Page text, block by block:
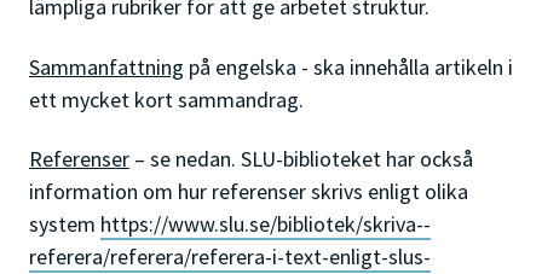
lämpliga rubriker för att ge arbetet struktur.
Sammanfattning på engelska - ska innehålla artikeln i
ett mycket kort sammandrag.
Referenser – se nedan. SLU-biblioteket har också
information om hur referenser skrivs enligt olika
system https://www.slu.se/bibliotek/skriva--
referera/referera/referera-i-text-enligt-slus-